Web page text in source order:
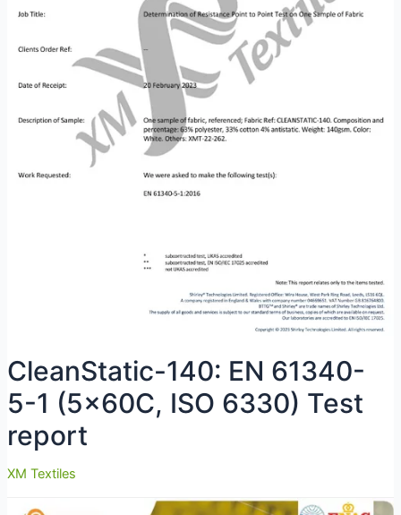
CleanStatic-140: EN 61340-
5-1 (5x60C, ISO 6330) Test
report
XM Textiles